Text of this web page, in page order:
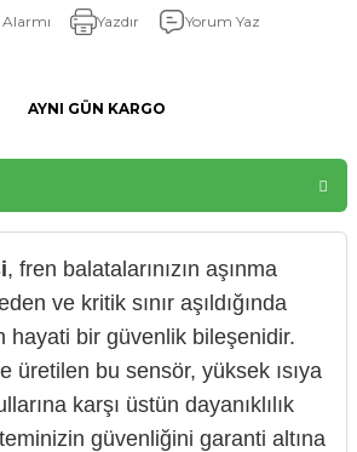
Yazdır Yorum Yaz
AYNI GÜN KARGO
, fren balatalarınızın aşınma
ve kritik sınır aşıldığında
hayati bir güvenlik bileşenidir.
üretilen bu sensör, yüksek ısıya
karşı üstün dayanıklılık
güvenliğini garanti altına